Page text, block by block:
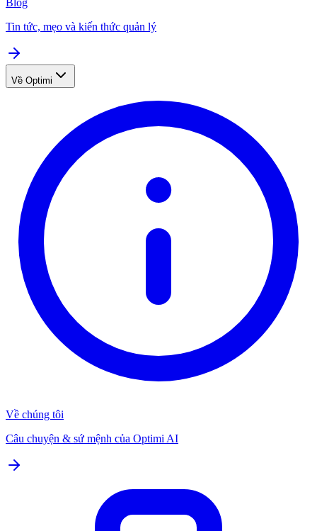
Tin tức, mẹo và kiến thức quản lý
Về Optimi
Về chúng tôi
Câu chuyện & sứ mệnh của Optimi AI